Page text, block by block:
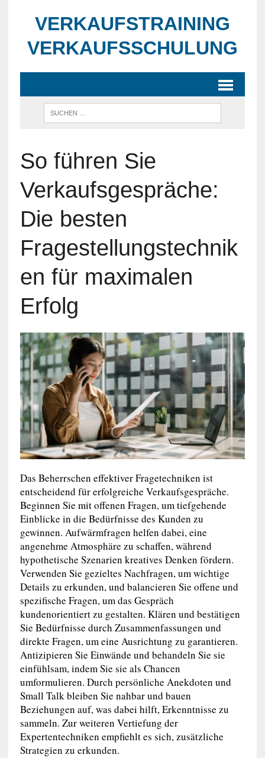
VERKAUFSTRAINING
VERKAUFSSCHULUNG
So führen Sie
Verkaufsgespräche:
Die besten
Fragestellungstechnik
en für maximalen
Erfolg
Das Beherrschen effektiver Fragetechniken ist
entscheidend für erfolgreiche Verkaufsgespräche.
Beginnen Sie mit offenen Fragen, um tiefgehende
Einblicke in die Bedürfnisse des Kunden zu
gewinnen. Aufwärmfragen helfen dabei, eine
angenehme Atmosphäre zu schaffen, während
hypothetische Szenarien kreatives Denken fördern.
Verwenden Sie gezieltes Nachfragen, um wichtige
Details zu erkunden, und balancieren Sie offene und
spezifische Fragen, um das Gespräch
kundenorientiert zu gestalten. Klären und bestätigen
Sie Bedürfnisse durch Zusammenfassungen und
direkte Fragen, um eine Ausrichtung zu garantieren.
Antizipieren Sie Einwände und behandeln Sie sie
einfühlsam, indem Sie sie als Chancen
umformulieren. Durch persönliche Anekdoten und
Small Talk bleiben Sie nahbar und bauen
Beziehungen auf, was dabei hilft, Erkenntnisse zu
sammeln. Zur weiteren Vertiefung der
Expertentechniken empfiehlt es sich, zusätzliche
Strategien zu erkunden.